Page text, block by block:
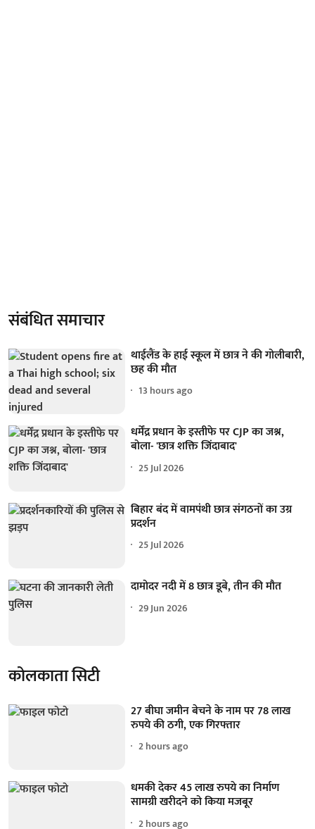
संबंधित समाचार
थाईलैंड के हाई स्कूल में छात्र ने की गोलीबारी,
छह की मौत
13 hours ago
धर्मेंद्र प्रधान के इस्तीफे पर CJP का जश्न,
बोला- 'छात्र शक्ति जिंदाबाद'
25 Jul 2026
बिहार बंद में वामपंथी छात्र संगठनों का उग्र
प्रदर्शन
25 Jul 2026
दामोदर नदी में 8 छात्र डूबे, तीन की मौत
29 Jun 2026
कोलकाता सिटी
27 बीघा जमीन बेचने के नाम पर 78 लाख
रुपये की ठगी, एक गिरफ्तार
2 hours ago
धमकी देकर 45 लाख रुपये का निर्माण
सामग्री खरीदने को किया मजबूर
2 hours ago